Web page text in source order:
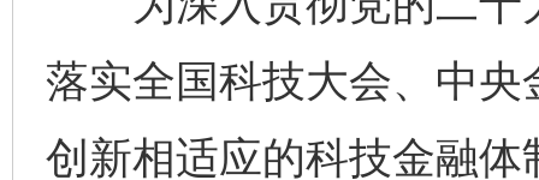
落实全国科技大会、中
创新相适应的科技金融